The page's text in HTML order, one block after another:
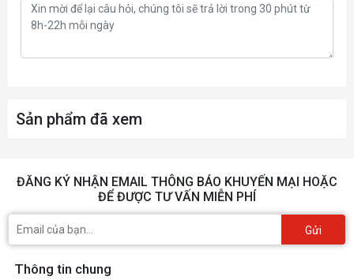
Sản phẩm đã xem
ĐĂNG KÝ NHẬN EMAIL THÔNG BÁO KHUYẾN MẠI HOẶC
ĐỂ ĐƯỢC TƯ VẤN MIỄN PHÍ
Gửi
Thông tin chung